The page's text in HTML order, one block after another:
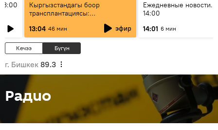
Кыргызстандагы боор
трансплантациясы:
жетишкендиктер жана өнүгүү
келечеги
13:04 46 мин эфир
Ежедневные новости.
14:00
14:01 6 мин
Кечээ Бүгүн
г. Бишкек 89.3
Радио